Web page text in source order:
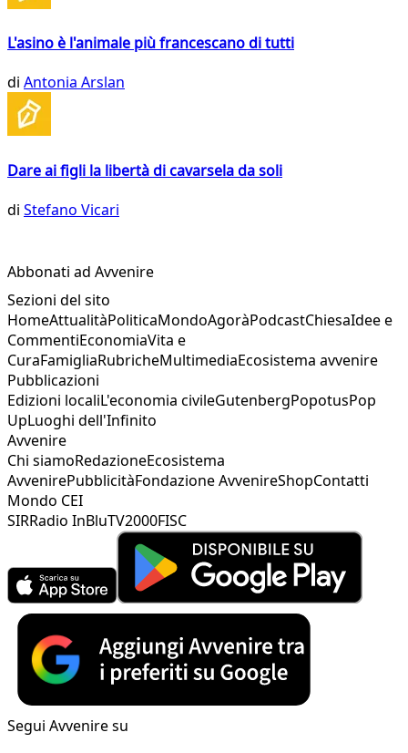
L'asino è l'animale più francescano di tutti
di Antonia Arslan
Dare ai figli la libertà di cavarsela da soli
di Stefano Vicari
Abbonati ad Avvenire
Sezioni del sito
HomeAttualitàPoliticaMondoAgoràPodcastChiesaIdee e
CommentiEconomiaVita e
CuraFamigliaRubricheMultimediaEcosistema avvenire
Pubblicazioni
Edizioni localiL'economia civileGutenbergPopotusPop
UpLuoghi dell'Infinito
Avvenire
Chi siamoRedazioneEcosistema
AvvenirePubblicitàFondazione AvvenireShopContatti
Mondo CEI
SIRRadio InBluTV2000FISC
Segui Avvenire su